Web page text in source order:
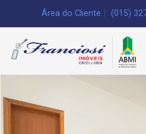
Área do Cliente (015)